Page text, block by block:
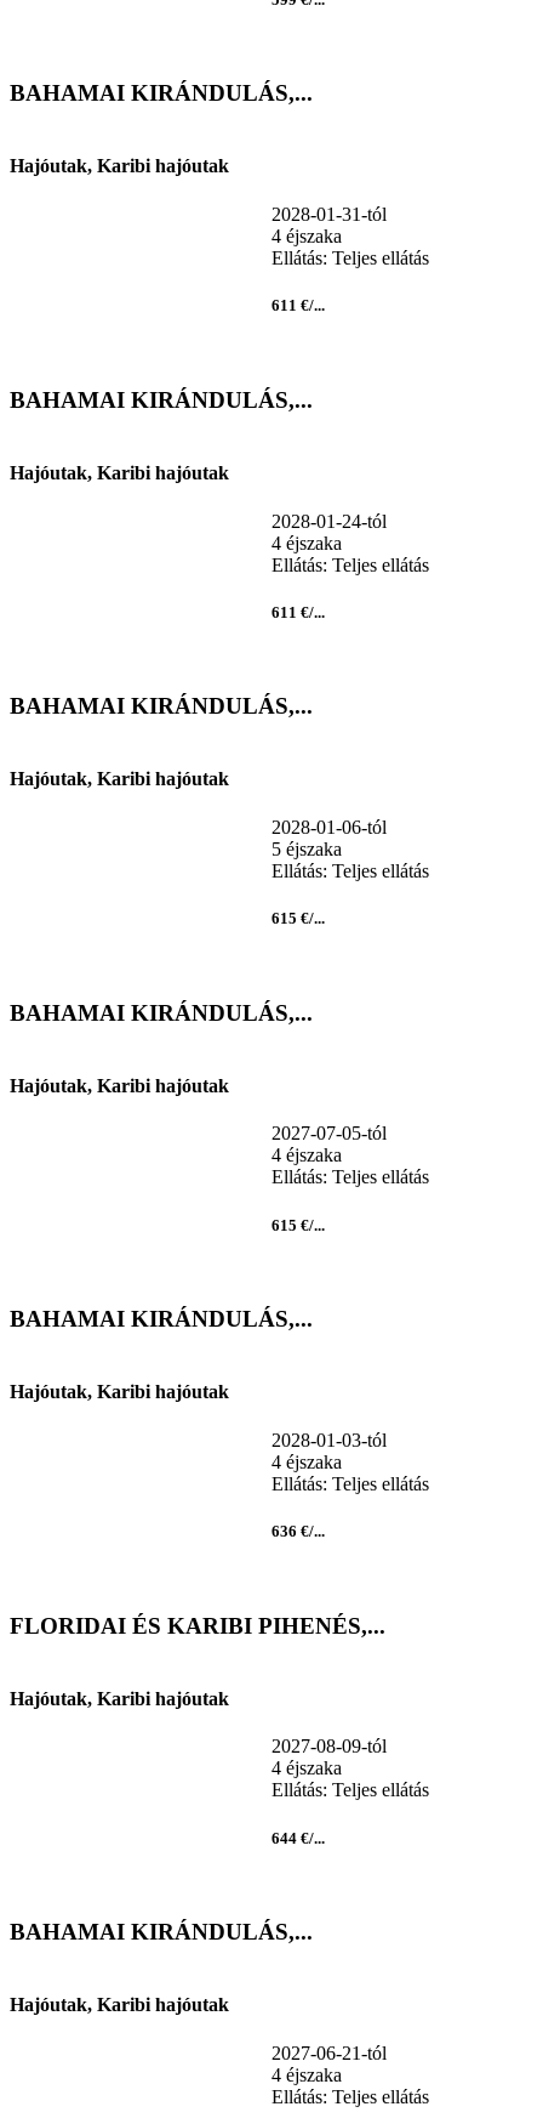
BAHAMAI KIRÁNDULÁS,...
Hajóutak, Karibi hajóutak
2028-01-31-tól
4 éjszaka
Ellátás: Teljes ellátás
611 €/...
BAHAMAI KIRÁNDULÁS,...
Hajóutak, Karibi hajóutak
2028-01-24-tól
4 éjszaka
Ellátás: Teljes ellátás
611 €/...
BAHAMAI KIRÁNDULÁS,...
Hajóutak, Karibi hajóutak
2028-01-06-tól
5 éjszaka
Ellátás: Teljes ellátás
615 €/...
BAHAMAI KIRÁNDULÁS,...
Hajóutak, Karibi hajóutak
2027-07-05-tól
4 éjszaka
Ellátás: Teljes ellátás
615 €/...
BAHAMAI KIRÁNDULÁS,...
Hajóutak, Karibi hajóutak
2028-01-03-tól
4 éjszaka
Ellátás: Teljes ellátás
636 €/...
FLORIDAI ÉS KARIBI PIHENÉS,...
Hajóutak, Karibi hajóutak
2027-08-09-tól
4 éjszaka
Ellátás: Teljes ellátás
644 €/...
BAHAMAI KIRÁNDULÁS,...
Hajóutak, Karibi hajóutak
2027-06-21-tól
4 éjszaka
Ellátás: Teljes ellátás